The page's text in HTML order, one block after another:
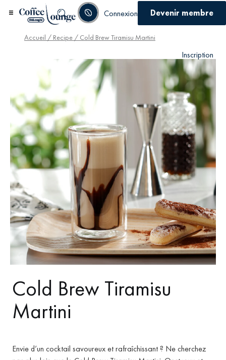
Connexion Devenir membre
Inscription
Accueil / Recipe / Cold Brew Tiramisu Martini
Cold Brew Tiramisu
Martini
Envie d’un cocktail savoureux et rafraîchissant ? Ne cherchez